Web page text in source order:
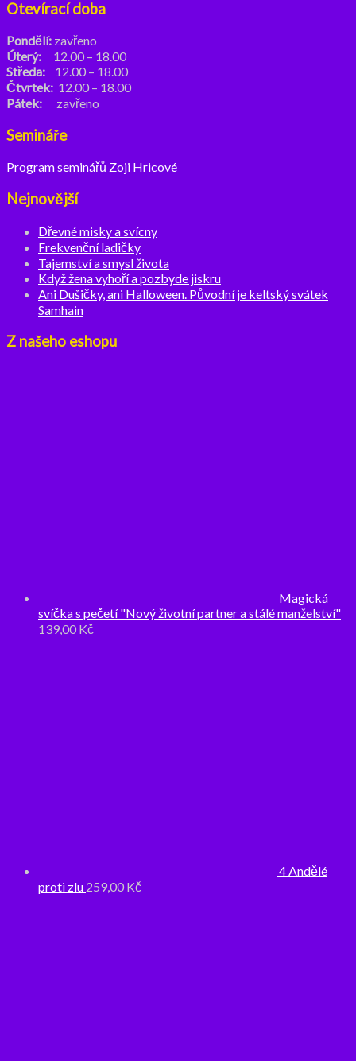
Otevírací doba
Pondělí: zavřeno
Úterý: 12.00 – 18.00
Středa:
12.00 – 18.00
Čtvrtek: 12.00 – 18.00
Pátek: zavřeno
Semináře
Program seminářů Zoji Hricové
Nejnovější
Dřevné misky a svícny
Frekvenční ladičky
Tajemství a smysl života
Když žena vyhoří a pozbyde jiskru
Ani Dušičky, ani Halloween. Původní je keltský svátek
Samhain
Z našeho eshopu
Magická
svíčka s pečetí "Nový životní partner a stálé manželství"
139,00Kč
4 Andělé
proti zlu 259,00Kč